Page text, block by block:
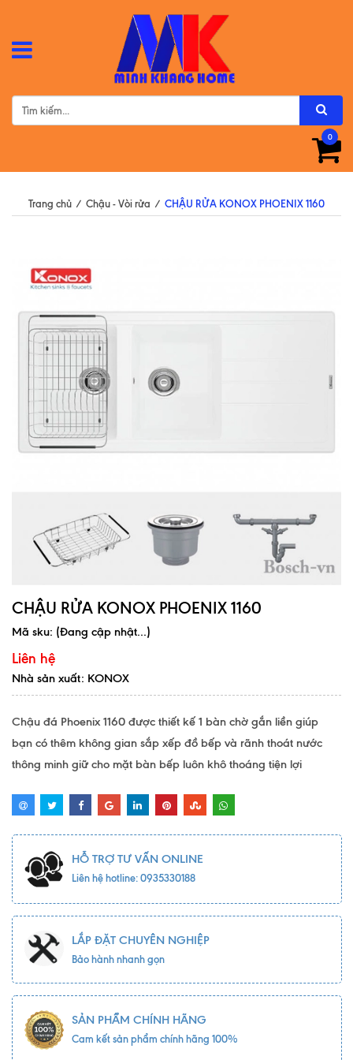
0
Trang chủ / Chậu - Vòi rửa / CHẬU RỬA KONOX PHOENIX 1160
CHẬU RỬA KONOX PHOENIX 1160
Mã sku: (Đang cập nhật...)
Liên hệ
Nhà sản xuất: KONOX
Chậu đá Phoenix 1160 được thiết kế 1 bàn chờ gắn liền giúp
bạn có thêm không gian sắp xếp đồ bếp và rãnh thoát nước
thông minh giữ cho mặt bàn bếp luôn khô thoáng tiện lợi
HỖ TRỢ TƯ VẤN ONLINE
Liên hệ hotline: 0935330188
LẮP ĐẶT CHUYÊN NGHIỆP
Bảo hành nhanh gọn
SẢN PHẨM CHÍNH HÃNG
Cam kết sản phẩm chính hãng 100%